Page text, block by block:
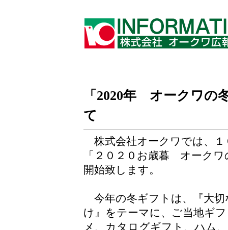
「2020年 オークワの
て
株式会社オークワでは、１
「２０２０お歳暮 オーク
開始致します。
今年の冬ギフトは、『大切
け』をテーマに、ご当地ギ
メ、カタログギフト、ハム